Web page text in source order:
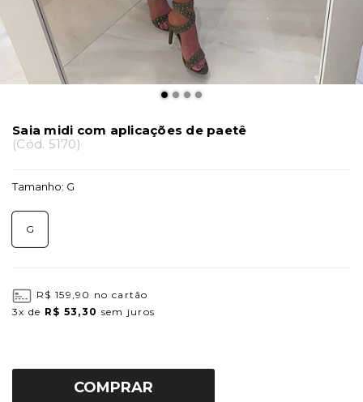
Saia midi com aplicações de paetê
(Cód. 5170)
Tamanho: G
G
R$ 159,90 no cartão
3x de R$ 53,30 sem juros
COMPRAR